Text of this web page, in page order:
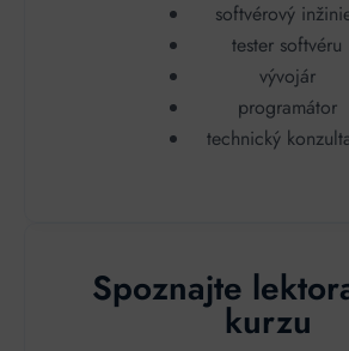
softvérový
tester softvéru
vývojár
programátor
technický
Spoznajte
kurzu